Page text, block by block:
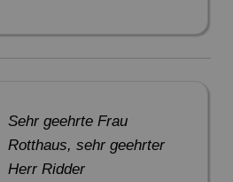
Sehr geehrte Frau
Rotthaus, sehr geehrter
Herr Ridder
Marketing (0)